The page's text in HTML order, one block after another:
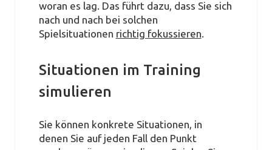
woran es lag. Das führt dazu, dass Sie sich
nach und nach bei solchen
Spielsituationen richtig fokussieren
Situationen im Training
simulieren
Sie können konkrete Situationen, in
denen Sie auf jeden Fall den Punkt